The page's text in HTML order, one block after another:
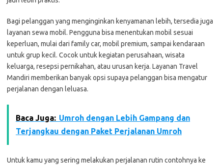
Bagi pelanggan yang menginginkan kenyamanan lebih, tersedia juga
layanan sewa mobil. Pengguna bisa menentukan mobil sesuai
keperluan, mulai dari family car, mobil premium, sampai kendaraan
untuk grup kecil. Cocok untuk kegiatan perusahaan, wisata
keluarga, resepsi pernikahan, atau urusan kerja. Layanan Travel
Mandiri memberikan banyak opsi supaya pelanggan bisa mengatur
perjalanan dengan leluasa.
Baca Juga: Umroh dengan Lebih Gampang dan
Terjangkau dengan Paket Perjalanan Umroh
Untuk kamu yang sering melakukan perjalanan rutin contohnya ke